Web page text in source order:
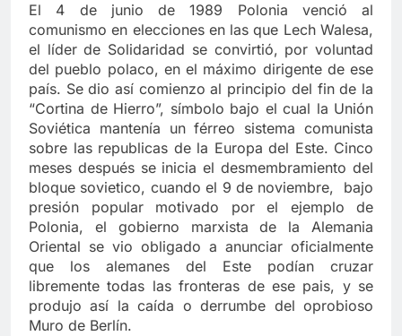
El 4 de junio de 1989 Polonia venció al
comunismo en elecciones en las que Lech Walesa,
el líder de Solidaridad se convirtió, por voluntad
del pueblo polaco, en el máximo dirigente de ese
país. Se dio así comienzo al principio del fin de la
“Cortina de Hierro”, símbolo bajo el cual la Unión
Soviética mantenía un férreo sistema comunista
sobre las republicas de la Europa del Este. Cinco
meses después se inicia el desmembramiento del
bloque sovietico, cuando el 9 de noviembre, bajo
presión popular motivado por el ejemplo de
Polonia, el gobierno marxista de la Alemania
Oriental se vio obligado a anunciar oficialmente
que los alemanes del Este podían cruzar
libremente todas las fronteras de ese pais, y se
produjo así la caída o derrumbe del oprobioso
Muro de Berlín.